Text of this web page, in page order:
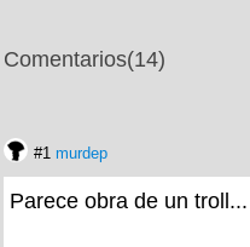
Comentarios(14)
#1 murdep
Parece obra de un troll...